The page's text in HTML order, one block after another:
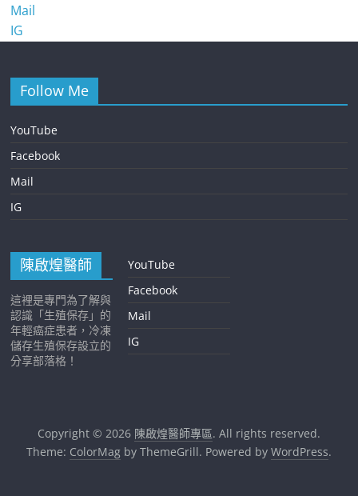
Mail
IG
Follow Me
YouTube
Facebook
Mail
IG
陳啟煌醫師
這裡是專門為了解與
認識「生殖保存」的
年輕癌症患者，冷凍
儲存生殖保存設立的
分享部落格！
YouTube
Facebook
Mail
IG
Copyright © 2026 陳啟煌醫師專區. All rights reserved.
Theme: ColorMagby ThemeGrill. Powered by WordPress.